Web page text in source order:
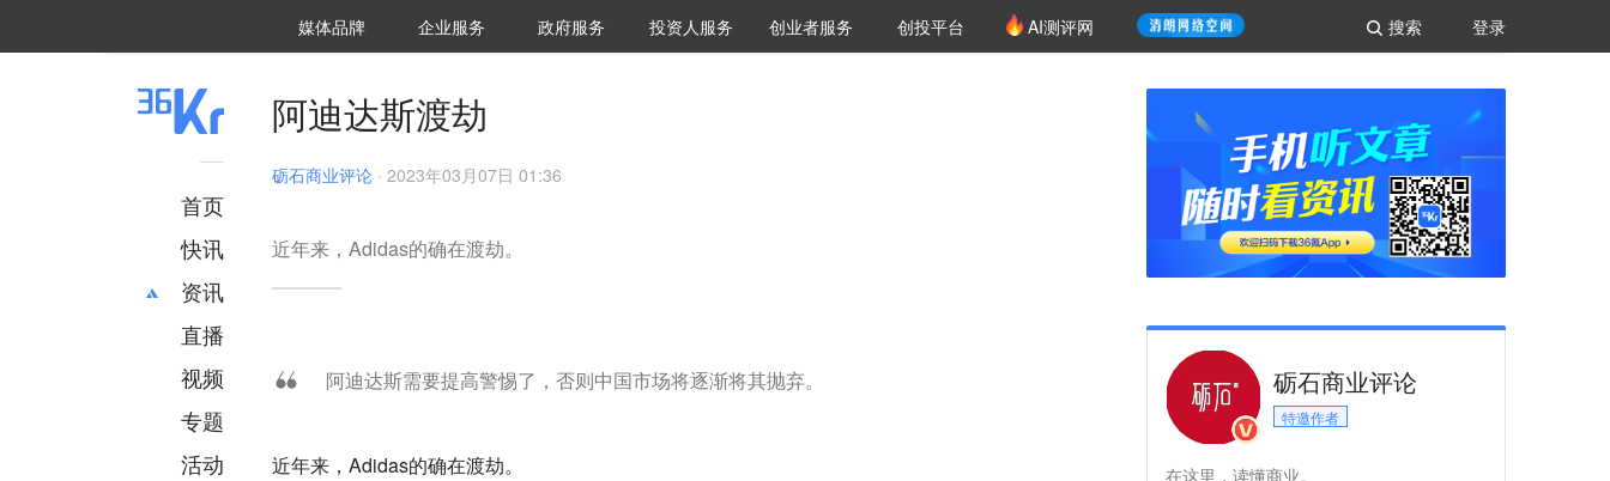
登录
搜索
媒体品牌 36Kr研究院
企业服务 城市之窗
政府服务 VClub投资机构库
投资机构职位推介
投资人服务 创投氪堂
创业者服务 创投平台 AI测评网
首页
快讯
资讯
推荐
财经
项目推荐
安徽
直播
视频
专题
活动
阿迪达斯渡劫
砺石商业评论 · 2023年03月07日 01:36
近年来，Adidas的确在渡劫。
阿迪达斯需要提高警惕了，否则中国市场将逐渐将其抛弃。
近年来，Adidas的确在渡劫。
砺石商业评论
特邀作者
在这里，读懂商业。